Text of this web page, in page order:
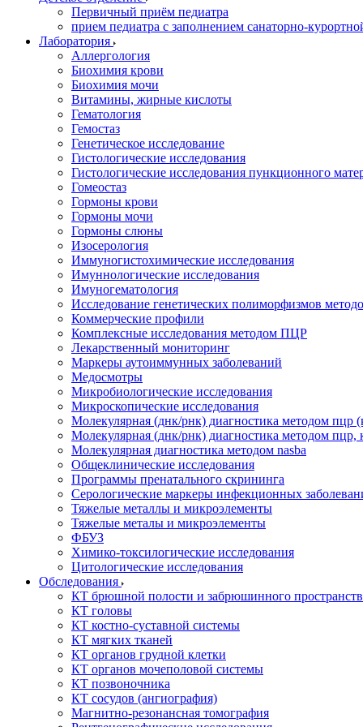
Первичный приём педиатра
прием педиатра с заполнением санаторно-
Лаборатория
Аллергология
Биохимия крови
Биохимия мочи
Витамины, жирные кислоты
Гематология
Гемостаз
Генетическое исследование
Гистологические исследования
Гистологические исследования пункционного
Гомеостаз
Гормоны крови
Гормоны мочи
Гормоны слюны
Изосерология
Иммуногистохимические исследования
Имуннологические исследования
Имуногематология
Исследование генетических полиморфизмов
Коммерческие профили
Комплексные исследования методом ПЦР
Лекарственный мониторинг
Маркеры аутоиммунных заболеваний
Медосмотры
Микробиологические исследования
Микроскопические исследования
Молекулярная (днк/рнк) диагностика методом пцр
Молекулярная (днк/рнк) диагностика методом пцр,
Молекулярная диагностика методом nasba
Общеклинические исследования
Программы пренатального скрининга
Серологические маркеры инфекционных
Тяжелые металлы и микроэлементы
Тяжелые металы и микроэлементы
ФБУЗ
Химико-токсилогические исследования
Цитологические исследования
Обследования
КТ брюшной полости и забрюшинного
КТ головы
КТ костно-суставной системы
КТ мягких тканей
КТ органов грудной клетки
КТ органов мочеполовой системы
КТ позвоночника
КТ сосудов (ангиография)
Магнитно-резонансная томография